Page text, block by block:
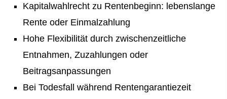
Kapitalwahlrecht zu Rentenbeginn: lebenslange
Rente oder Einmalzahlung
Hohe Flexibilität durch zwischenzeitliche
Entnahmen, Zuzahlungen oder
Beitragsanpassungen
Bei Todesfall während Rentengarantiezeit